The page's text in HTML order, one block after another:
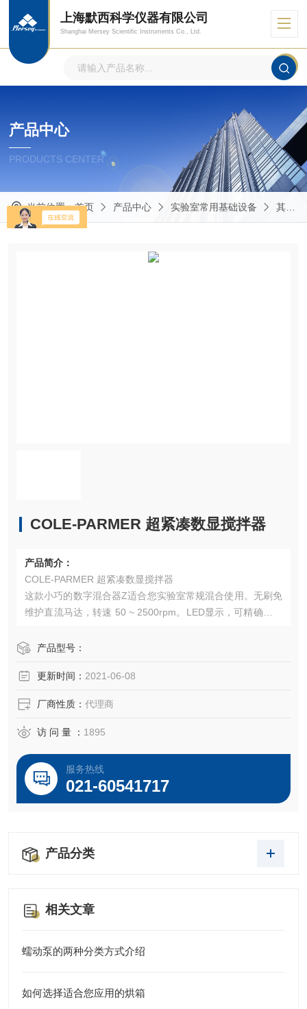
上海默西科学仪器有限公司
Shanghai Mersey Scientific Instruments Co., Ltd.
产品中心
PRODUCTS CENTER
当前位置：首页 产品中心 实验室常用基础设备 其他实验室常用仪器设备
COLE-PARMER 超紧凑数显搅拌器
产品简介：
COLE-PARMER 超紧凑数显搅拌器
这款小巧的数字混合器Z适合您实验室常规混合使用。无刷免
维护直流马达，转速 50 ~ 2500rpm。LED显示，可精确控制
产品型号：
更新时间： 2021-06-08
厂商性质： 代理商
访 问 量 ： 1895
服务热线
021-60541717
产品分类
相关文章
蠕动泵的两种分类方式介绍
如何选择适合您应用的烘箱